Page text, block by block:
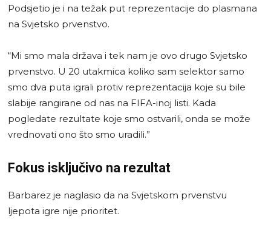
Podsjetio je i na težak put reprezentacije do plasmana
na Svjetsko prvenstvo.
“Mi smo mala država i tek nam je ovo drugo Svjetsko
prvenstvo. U 20 utakmica koliko sam selektor samo
smo dva puta igrali protiv reprezentacija koje su bile
slabije rangirane od nas na FIFA-inoj listi. Kada
pogledate rezultate koje smo ostvarili, onda se može
vrednovati ono što smo uradili.”
Fokus isključivo na rezultat
Barbarez je naglasio da na Svjetskom prvenstvu
ljepota igre nije prioritet.